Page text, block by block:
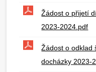
Žádost o přijetí
2023-2024.pdf
Žádost o odklad
docházky 2023-